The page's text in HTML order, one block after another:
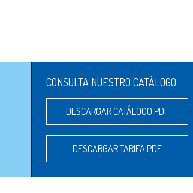
CONSULTA NUESTRO CATÁLOGO
DESCARGAR CATÁLOGO PDF
DESCARGAR TARIFA PDF